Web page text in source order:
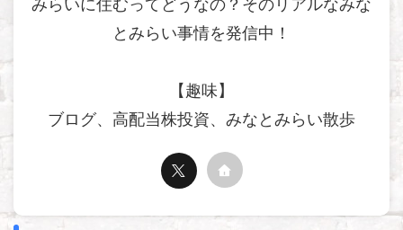
みらいに住むってどうなの？そのリアルなみな
とみらい事情を発信中！
【趣味】
ブログ、高配当株投資、みなとみらい散歩